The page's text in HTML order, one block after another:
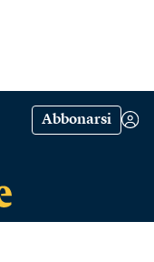
Abbonarsi